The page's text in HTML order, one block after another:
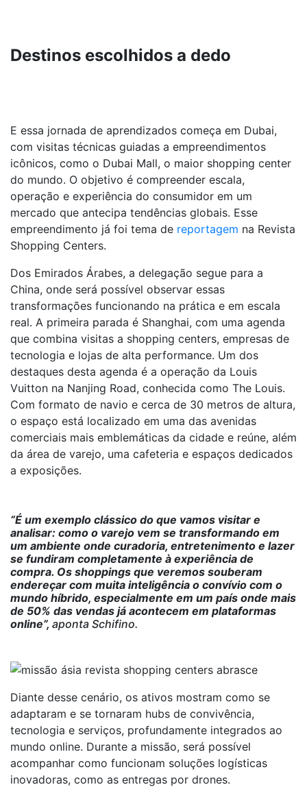
Destinos escolhidos a dedo
E essa jornada de aprendizados começa em Dubai,
com visitas técnicas guiadas a empreendimentos
icônicos, como o Dubai Mall, o maior shopping center
do mundo. O objetivo é compreender escala,
operação e experiência do consumidor em um
mercado que antecipa tendências globais. Esse
empreendimento já foi tema de reportagem na Revista
Shopping Centers.
Dos Emirados Árabes, a delegação segue para a
China, onde será possível observar essas
transformações funcionando na prática e em escala
real. A primeira parada é Shanghai, com uma agenda
que combina visitas a shopping centers, empresas de
tecnologia e lojas de alta performance. Um dos
destaques desta agenda é a operação da Louis
Vuitton na Nanjing Road, conhecida como The Louis.
Com formato de navio e cerca de 30 metros de altura,
o espaço está localizado em uma das avenidas
comerciais mais emblemáticas da cidade e reúne, além
da área de varejo, uma cafeteria e espaços dedicados
a exposições.
“É um exemplo clássico do que vamos visitar e
analisar: como o varejo vem se transformando em
um ambiente onde curadoria, entretenimento e lazer
se fundiram completamente à experiência de
compra. Os shoppings que veremos souberam
endereçar com muita inteligência o convívio com o
mundo híbrido, especialmente em um país onde mais
de 50% das vendas já acontecem em plataformas
online”, aponta Schifino.
Diante desse cenário, os ativos mostram como se
adaptaram e se tornaram hubs de convivência,
tecnologia e serviços, profundamente integrados ao
mundo online. Durante a missão, será possível
acompanhar como funcionam soluções logísticas
inovadoras, como as entregas por drones.